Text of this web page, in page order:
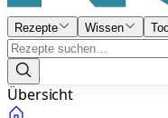
Rezepte Wissen
Übersicht